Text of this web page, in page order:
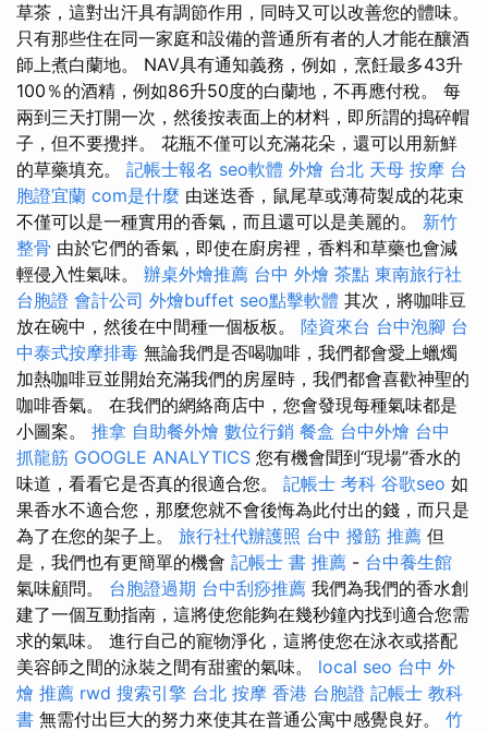
草茶，這對出汗具有調節作用，同時又可以改善您的體味。
只有那些住在同一家庭和設備的普通所有者的人才能在釀酒
師上煮白蘭地。 NAV具有通知義務，例如，烹飪最多43升
100％的酒精，例如86升50度的白蘭地，不再應付稅。 每
兩到三天打開一次，然後按表面上的材料，即所謂的搗碎帽
子，但不要攪拌。 花瓶不僅可以充滿花朵，還可以用新鮮
的草藥填充。 記帳士報名 seo軟體 外燴 台北 天母 按摩 台
胞證宜蘭 com是什麼 由迷迭香，鼠尾草或薄荷製成的花束
不僅可以是一種實用的香氣，而且還可以是美麗的。 新竹
整骨 由於它們的香氣，即使在廚房裡，香料和草藥也會減
輕侵入性氣味。 辦桌外燴推薦 台中 外燴 茶點 東南旅行社
台胞證 會計公司 外燴buffet seo點擊軟體 其次，將咖啡豆
放在碗中，然後在中間種一個板板。 陸資來台 台中泡腳 台
中泰式按摩排毒 無論我們是否喝咖啡，我們都會愛上蠟燭
加熱咖啡豆並開始充滿我們的房屋時，我們都會喜歡神聖的
咖啡香氣。 在我們的網絡商店中，您會發現每種氣味都是
小圖案。 推拿 自助餐外燴 數位行銷 餐盒 台中外燴 台中
抓龍筋 GOOGLE ANALYTICS 您有機會聞到“現場”香水的
味道，看看它是否真的很適合您。 記帳士 考科 谷歌seo 如
果香水不適合您，那麼您就不會後悔為此付出的錢，而只是
為了在您的架子上。 旅行社代辦護照 台中 撥筋 推薦 但
是，我們也有更簡單的機會 記帳士 書 推薦 - 台中養生館
氣味顧問。 台胞證過期 台中刮痧推薦 我們為我們的香水創
建了一個互動指南，這將使您能夠在幾秒鐘內找到適合您需
求的氣味。 進行自己的寵物淨化，這將使您在泳衣或搭配
美容師之間的泳裝之間有甜蜜的氣味。 local seo 台中 外
燴 推薦 rwd 搜索引擎 台北 按摩 香港 台胞證 記帳士 教科
書 無需付出巨大的努力來使其在普通公寓中感覺良好。 竹